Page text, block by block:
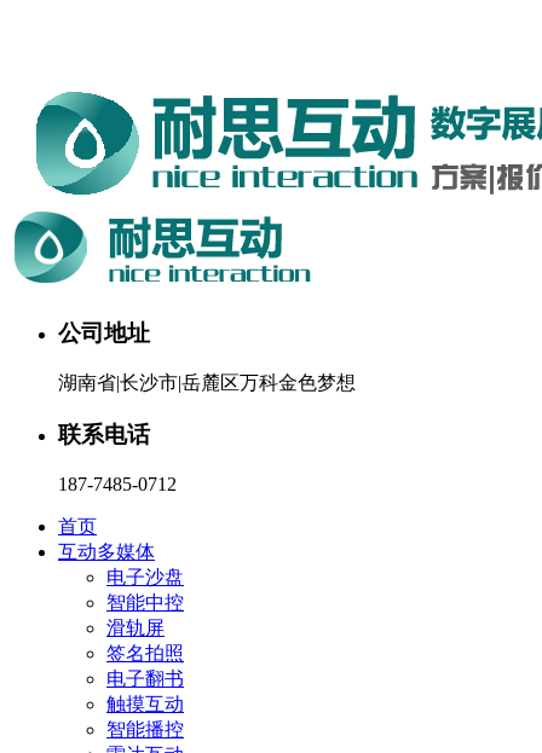
公司地址
湖南省|长沙市|岳麓区万科金色梦想
联系电话
187-7485-0712
首页
互动多媒体
电子沙盘
智能中控
滑轨屏
签名拍照
电子翻书
触摸互动
智能播控